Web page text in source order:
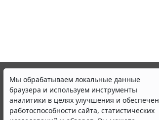
Мы обрабатываем локальные данные
браузера и используем инструменты
аналитики в целях улучшения и
работоспособности сайта, статистических
© ООО "НПП "ГАРАНТ-СЕРВИС", 2026.
участниками Российской ассоциации
Все права на материалы сайта
Полное или частичное воспроизведение